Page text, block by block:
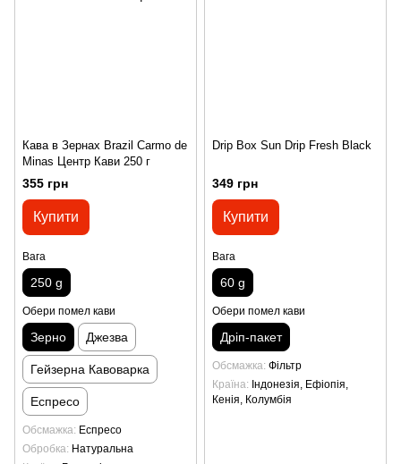
Кава в Зернах Brazil Carmo de
Minas Центр Кави 250 г
355 грн
Купити
Вага
250 g
Обери помел кави
Зерно Джезва
Гейзерна Кавоварка
Еспресо
Обсмажка Еспресо
Обробка Натуральна
Drip Box Sun Drip Fresh Black
349 грн
Купити
Вага
60 g
Обери помел кави
Дріп-пакет
Обсмажка Фільтр
Країна
Індонезія, Ефіопія,
Кенія, Колумбія